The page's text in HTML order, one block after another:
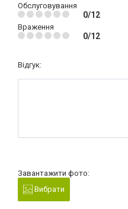
Обслуговування
0/12
Враження
0/12
Відгук:
Завантажити фото:
Вибрати